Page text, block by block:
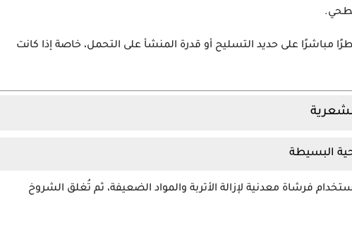
مباشرًا على حديد التسليح أو قدرة المنشأ على التحمل، خاصة إذا كانت
فرشاة معدنية لإزالة الأتربة والمواد الضعيفة، ثم تُغلق الشروخ